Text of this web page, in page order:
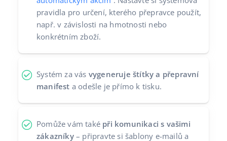
Kalkulačka růstu tržeb a úspor s Base
Italiano
polski
română
pravidla pro určení, kterého přepravce použít,
např. v závislosti na hmotnosti nebo
konkrétním zboží.
Systém za vás vygeneruje štítky a přepravní
manifest a odešle je přímo k tisku.
Pomůže vám také při komunikaci s vašimi
zákazníky– připravte si šablony e-mailů a